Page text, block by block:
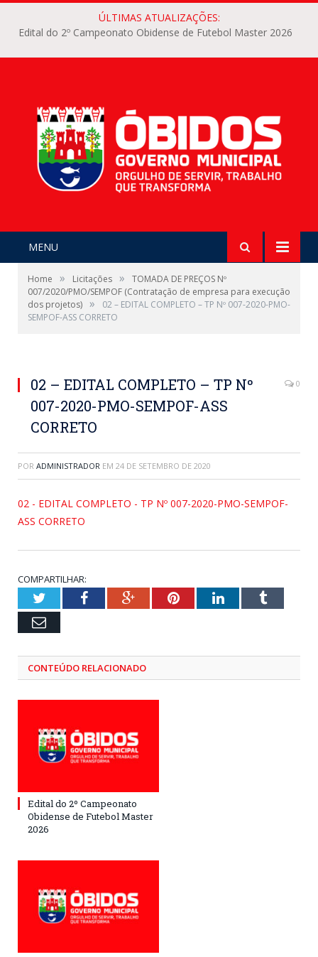
ÚLTIMAS ATUALIZAÇÕES:
Edital do 2º Campeonato Obidense de Futebol Master 2026
MENU
Home » Licitações »
TOMADA DE PREÇOS Nº
007/2020/PMO/SEMPOF (Contratação de empresa para execução
dos projetos) »
02 – EDITAL COMPLETO – TP Nº 007-2020-PMO-
SEMPOF-ASS CORRETO
02 – EDITAL COMPLETO – TP Nº
007-2020-PMO-SEMPOF-ASS
CORRETO
0
POR ADMINISTRADOR EM 24 DE SETEMBRO DE 2020
02 - EDITAL COMPLETO - TP Nº 007-2020-PMO-SEMPOF-
ASS CORRETO
COMPARTILHAR:
TwitterFacebookGoogle+PinterestLinkedInTumblr
Email
CONTEÚDO RELACIONADO
Edital do 2º Campeonato
Obidense de Futebol Master
2026